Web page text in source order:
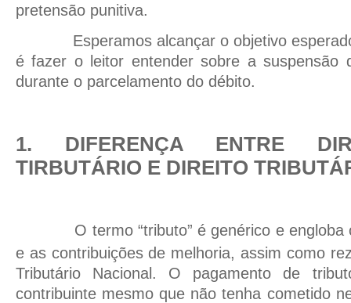
pretensão punitiva.
Esperamos alcançar o objetivo esperado
é fazer o leitor entender sobre a suspensão
durante o parcelamento do débito.
1. DIFERENÇA ENTRE
TIRBUTÁRIO E DIREITO
O termo “tributo” é genérico e engloba
e as contribuições de melhoria, assim como
Tributário Nacional. O pagamento de
contribuinte mesmo que não tenha cometido